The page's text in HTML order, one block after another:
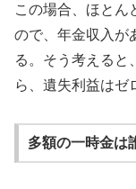
この場合、ほとん
ので、年金収入が
る。そう考えると
ら、遺失利益はゼ
多額の一時金は